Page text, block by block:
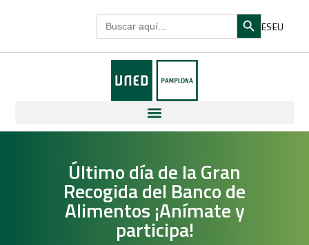
Search
for:
Search Button
ESEU
Último día de la Gran
Recogida del Banco de
Alimentos ¡Anímate y
participa!